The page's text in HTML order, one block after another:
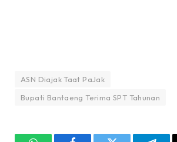
ASN Diajak Taat PaJak
Bupati Bantaeng Terima SPT Tahunan